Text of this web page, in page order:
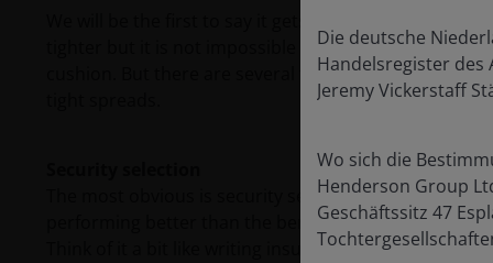
tighter but it is not impossible – 280 basis points of
cushion. But there are several tools that we can
The most obvious is security selection. If we
performing better than the benchmark and getting
Think of it a bit like writing insurance: the fewer
Die deutsche
Handelsregister des
Jeremy Vickerstaff
Wo sich die
Henderson Group
Geschäftssitz 47